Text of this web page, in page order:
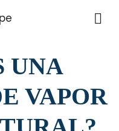
UNA
VAPOR